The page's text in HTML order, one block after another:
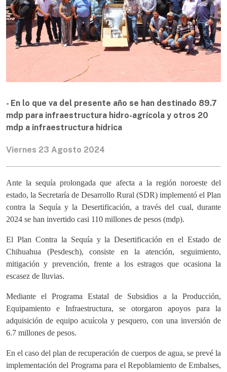
- En lo que va del presente año se han destinado 89.7
mdp para infraestructura hidro-agrícola y otros 20
mdp a infraestructura hídrica
Viernes 23 Agosto 2024
Ante la sequía prolongada que afecta a la región noroeste del
estado, la Secretaría de Desarrollo Rural (SDR) implementó el Plan
contra la Sequía y la Desertificación, a través del cual, durante
2024 se han invertido casi 110 millones de pesos (mdp).
El Plan Contra la Sequía y la Desertificación en el Estado de
Chihuahua (Pesdesch), consiste en la atención, seguimiento,
mitigación y prevención, frente a los estragos que ocasiona la
escasez de lluvias.
Mediante el Programa Estatal de Subsidios a la Producción,
Equipamiento e Infraestructura, se otorgaron apoyos para la
adquisición de equipo acuícola y pesquero, con una inversión de
6.7 millones de pesos.
En el caso del plan de recuperación de cuerpos de agua, se prevé la
implementación del Programa para el Repoblamiento de Embalses,